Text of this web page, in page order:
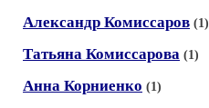
Александр Комиссаров (1)
Татьяна Комиссарова (1)
Анна Корниенко (1)